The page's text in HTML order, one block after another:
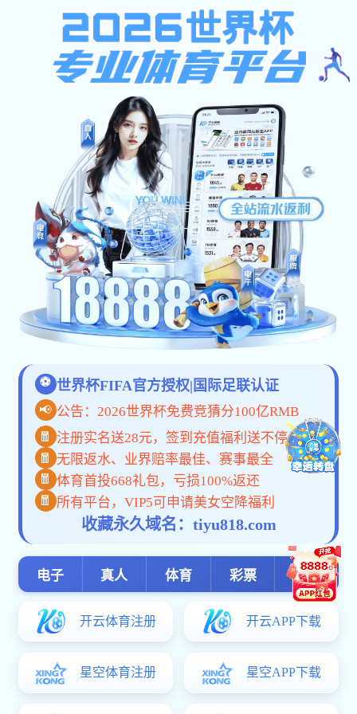
安博体育-安博（中国）
首页 部门简介 新闻动态
安博体育-安博（中国）: 资料
下载
首页|部门简介|新闻动态|合作院
校| 学生项目|中文+职业技能|资料
来华留学
《国际交流
附件【附件1国际
上一条